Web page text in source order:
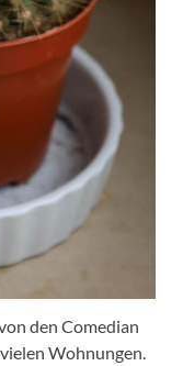
den Comedian
Wohnungen.